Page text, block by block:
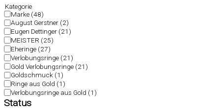
Kategorie
Marke (48)
August Gerstner (2)
Eugen Dettinger (21)
MEISTER (25)
Eheringe (27)
Verlobungsringe (21)
Gold Verlobungsringe (21)
Goldschmuck (1)
Ringe aus Gold (1)
Verlobungsringe aus Gold (1)
Status